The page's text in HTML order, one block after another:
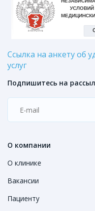
Ссылка на анкету об
услуг
О компании
О клинике
Вакансии
Пациенту
Подпишитесь на